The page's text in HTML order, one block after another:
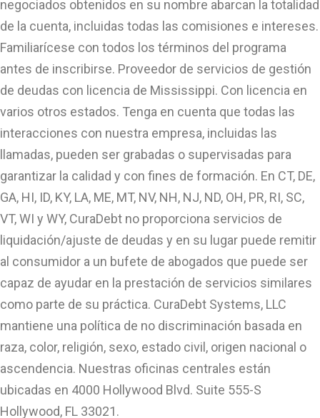
negociados obtenidos en su nombre abarcan la totalidad
de la cuenta, incluidas todas las comisiones e intereses.
Familiarícese con todos los términos del programa
antes de inscribirse. Proveedor de servicios de gestión
de deudas con licencia de Mississippi. Con licencia en
varios otros estados. Tenga en cuenta que todas las
interacciones con nuestra empresa, incluidas las
llamadas, pueden ser grabadas o supervisadas para
garantizar la calidad y con fines de formación. En CT, DE,
GA, HI, ID, KY, LA, ME, MT, NV, NH, NJ, ND, OH, PR, RI, SC,
VT, WI y WY, CuraDebt no proporciona servicios de
liquidación/ajuste de deudas y en su lugar puede remitir
al consumidor a un bufete de abogados que puede ser
capaz de ayudar en la prestación de servicios similares
como parte de su práctica. CuraDebt Systems, LLC
mantiene una política de no discriminación basada en
raza, color, religión, sexo, estado civil, origen nacional o
ascendencia. Nuestras oficinas centrales están
ubicadas en 4000 Hollywood Blvd. Suite 555-S
Hollywood, FL 33021.